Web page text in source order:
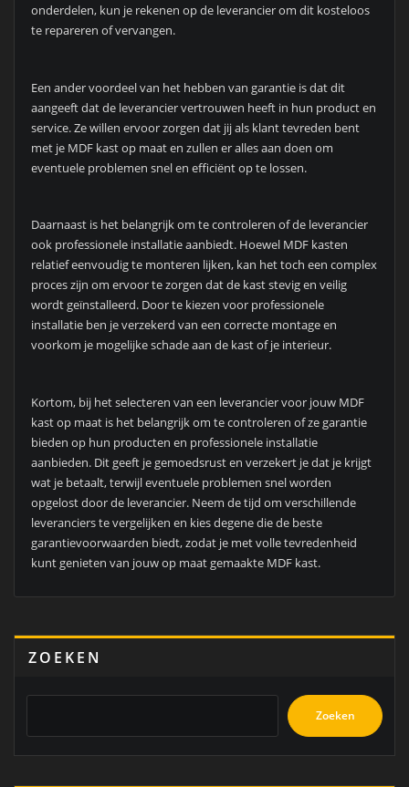
onderdelen, kun je rekenen op de leverancier om dit kosteloos
te repareren of vervangen.
Een ander voordeel van het hebben van garantie is dat dit
aangeeft dat de leverancier vertrouwen heeft in hun product en
service. Ze willen ervoor zorgen dat jij als klant tevreden bent
met je MDF kast op maat en zullen er alles aan doen om
eventuele problemen snel en efficiënt op te lossen.
Daarnaast is het belangrijk om te controleren of de leverancier
ook professionele installatie aanbiedt. Hoewel MDF kasten
relatief eenvoudig te monteren lijken, kan het toch een complex
proces zijn om ervoor te zorgen dat de kast stevig en veilig
wordt geïnstalleerd. Door te kiezen voor professionele
installatie ben je verzekerd van een correcte montage en
voorkom je mogelijke schade aan de kast of je interieur.
Kortom, bij het selecteren van een leverancier voor jouw MDF
kast op maat is het belangrijk om te controleren of ze garantie
bieden op hun producten en professionele installatie
aanbieden. Dit geeft je gemoedsrust en verzekert je dat je krijgt
wat je betaalt, terwijl eventuele problemen snel worden
opgelost door de leverancier. Neem de tijd om verschillende
leveranciers te vergelijken en kies degene die de beste
garantievoorwaarden biedt, zodat je met volle tevredenheid
kunt genieten van jouw op maat gemaakte MDF kast.
ZOEKEN
Zoeken